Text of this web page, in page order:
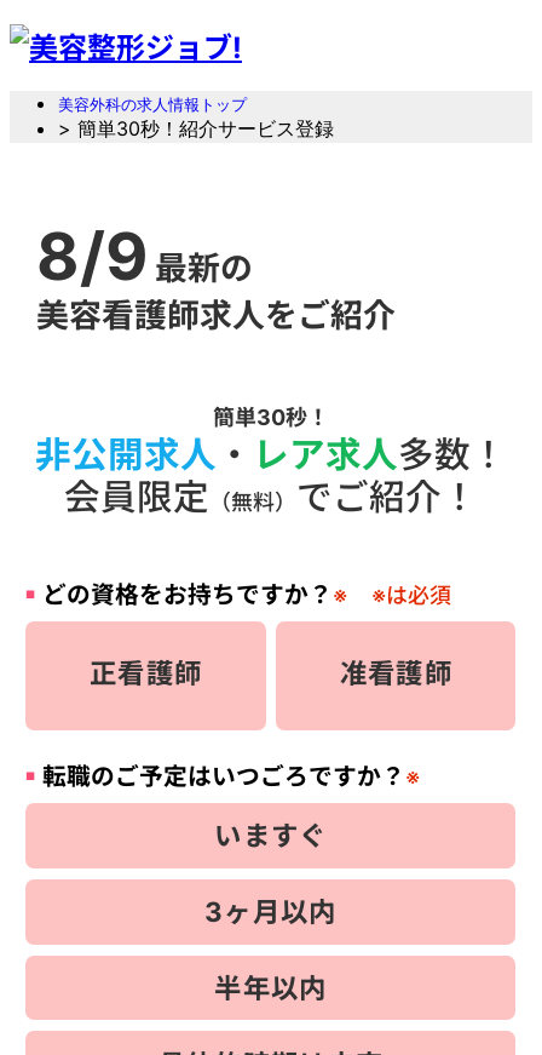
美容外科の求人情報トップ
> 簡単30秒！紹介サービス登録
8/9 最新の
美容看護師求人をご紹介
簡単30秒！
非公開求人 ・ レア求人多数！
会員限定 （無料） でご紹介！
どの資格をお持ちですか？ ※ ※は必須
正看護師 准看護師
転職のご予定はいつごろですか？ ※
いますぐ
3ヶ月以内
半年以内